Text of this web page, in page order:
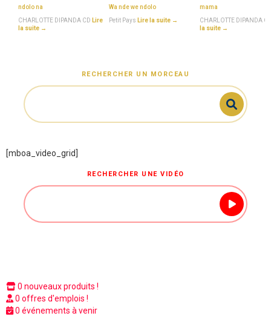
ndolo na
CHARLOTTE DIPANDA CD Lire
la suite →
Wa nde we ndolo
Petit Pays Lire la suite →
mama
CHARLOTTE DIPANDA
la suite →
RECHERCHER UN MORCEAU
[mboa_video_grid]
RECHERCHER UNE VIDÉO
0 nouveaux produits !
0 offres d'emplois !
0 événements à venir